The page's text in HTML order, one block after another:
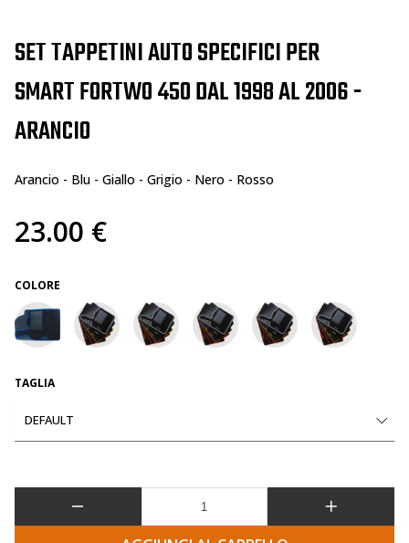
SET TAPPETINI AUTO SPECIFICI PER
SMART FORTWO 450 DAL 1998 AL 2006 -
ARANCIO
Arancio - Blu - Giallo - Grigio - Nero - Rosso
23.00 €
COLORE
TAGLIA
DEFAULT